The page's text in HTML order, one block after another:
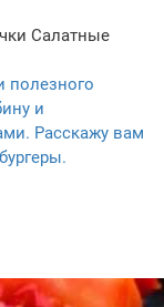
Салатные
полезного
и
Расскажу вам